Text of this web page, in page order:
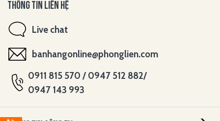
THÔNG TIN LIÊN HỆ
Live chat
banhangonline@phonglien.com
0911 815 570 / 0947 512 882/
0947 143 993